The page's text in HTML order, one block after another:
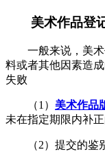
美术作品登
一般来说，美
料或者其他因素造
失败
（1） 美术作品
未在指定期限内补正
（2）提交的